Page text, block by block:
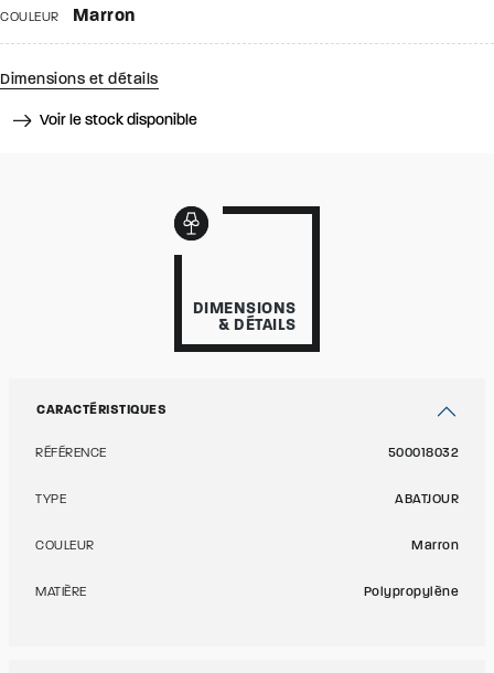
COULEUR Marron
Dimensions et détails
Voir le stock disponible
DIMENSIONS
& DÉTAILS
CARACTÉRISTIQUES
RÉFÉRENCE 500018032
TYPE ABATJOUR
COULEUR Marron
MATIÈRE Polypropylène